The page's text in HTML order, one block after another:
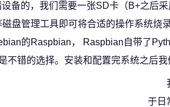
备的，我们需要一张SD卡（B+之后
盘管理工具即可将合适的操作系统烧
的Raspbian， Raspbian自带了
不错的选择。安装和配置完系统之后我
于日